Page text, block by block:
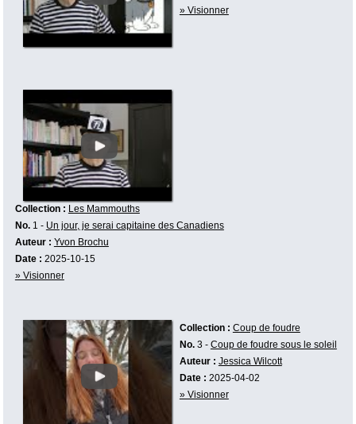
» Visionner
Collection : Les Mammouths
No.1 - Un jour, je serai capitaine des Canadiens
Auteur : Yvon Brochu
Date : 2025-10-15
» Visionner
Collection : Coup de foudre
No.3 - Coup de foudre sous le soleil
Auteur : Jessica Wilcott
Date : 2025-04-02
» Visionner